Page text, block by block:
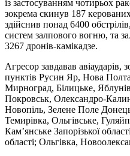
із застосуванням чотирьох
зокрема скинув 187
здійснив понад 6400
систем залпового вогню, та
3267 дронів-камікадзе.
Агресор завдавав
пунктів Русин Яр, Нова
Мирноград, Білицьке,
Покровськ, Олександро-
Новопіль, Зелене Поле
Темирівка, Ольгівське,
Кам’янське Запорізької
області; Ольгівка,